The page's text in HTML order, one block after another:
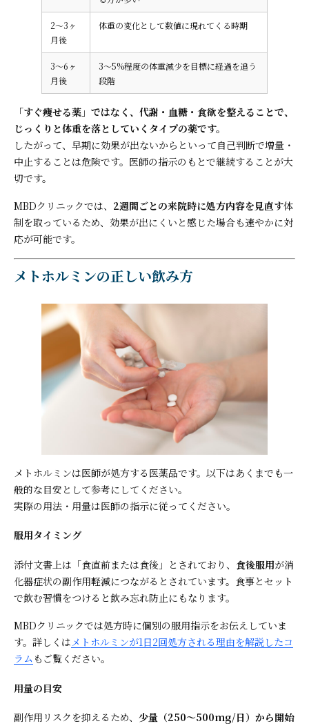
2〜3ヶ
月後
体重の変化として数値に現れてくる時期
3〜6ヶ
月後
3〜5%程度の体重減少を目標に経過を追う
段階
「すぐ痩せる薬」ではなく、代謝・血糖・食欲を整えることで、
じっくりと体重を落としていくタイプの薬です。
したがって、早期に効果が出ないからといって自己判断で増量・
中止することは危険です。医師の指示のもとで継続することが大
切です。
MBDクリニックでは、 2週間ごとの来院時に処方内容を見直す体
制を取っているため、効果が出にくいと感じた場合も速やかに対
応が可能です。
メトホルミンの正しい飲み方
メトホルミンは医師が処方する医薬品です。以下はあくまでも一
般的な目安として参考にしてください。
実際の用法・用量は医師の指示に従ってください。
服用タイミング
添付文書上は「食直前または食後」とされており、 食後服用が消
化器症状の副作用軽減につながるとされています。食事とセット
で飲む習慣をつけると飲み忘れ防止にもなります。
MBDクリニックでは処方時に個別の服用指示をお伝えしていま
す。詳しくはメトホルミンが1日2回処方される理由を解説したコ
ラム もご覧ください。
用量の目安
副作用リスクを抑えるため、 少量（250〜500mg/日）から開始